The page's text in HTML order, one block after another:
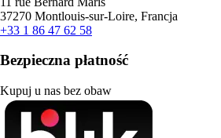
37270 Montlouis-sur-Loire, Francja
+33 1 86 47 62 58
Bezpieczna płatność
Kupuj u nas bez obaw